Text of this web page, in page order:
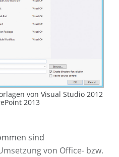
von Visual Studio 2012
2013
sind
von Office- bzw.